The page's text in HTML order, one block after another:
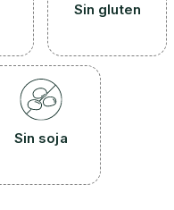
Sin gluten
Sin soja